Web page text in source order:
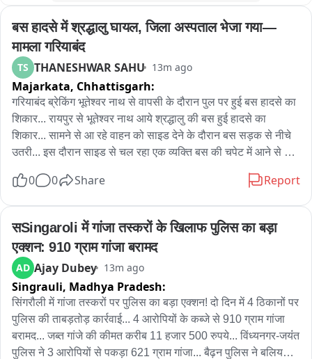
बस हादसे में श्रद्धालु घायल, जिला अस्पताल भेजा गया—
मामला गरियाबंद
TS THANESHWAR SAHU 13m ago
Majarkata, Chhattisgarh:
गरियाबंद ब्रेकिंग भूतेश्वर नाथ से वापसी के दौरान पुल पर हुई बस हादसे का
शिकार... रायपुर से भूतेश्वर नाथ आये श्रद्धालु की बस हुई हादसे का
शिकार... सामने से आ रहे वाहन को साइड देने के दौरान बस सड़क से नीचे
उतरी... इस दौरान साइड से चल रहा एक व्यक्ति बस की चपेट में आने से
गया... सड़क के दोनों किनारों पर लगा लंबा जाम, पुलिस प्रशासन मौके पर
0 0 Share Report
सSingaroli में गांजा तस्करों के खिलाफ पुलिस का बड़ा
एक्शन: 910 ग्राम गांजा बरामद
AD Ajay Dubey 13m ago
Singrauli, Madhya Pradesh:
सिंगरौली में गांजा तस्करों पर पुलिस का बड़ा एक्शन! दो दिन में 4 ठिकानों पर
पुलिस की ताबड़तोड़ कार्रवाई... 4 आरोपियों के कब्जे से 910 ग्राम गांजा
बरामद... जब्त गांजे की कीमत करीब 11 हजार 500 रुपये... विंध्यनगर-जयंंत
पुलिस ने 3 आरोपियों से पकड़ा 621 ग्राम गांजा... बैढ़न पुलिस ने बलियरी में